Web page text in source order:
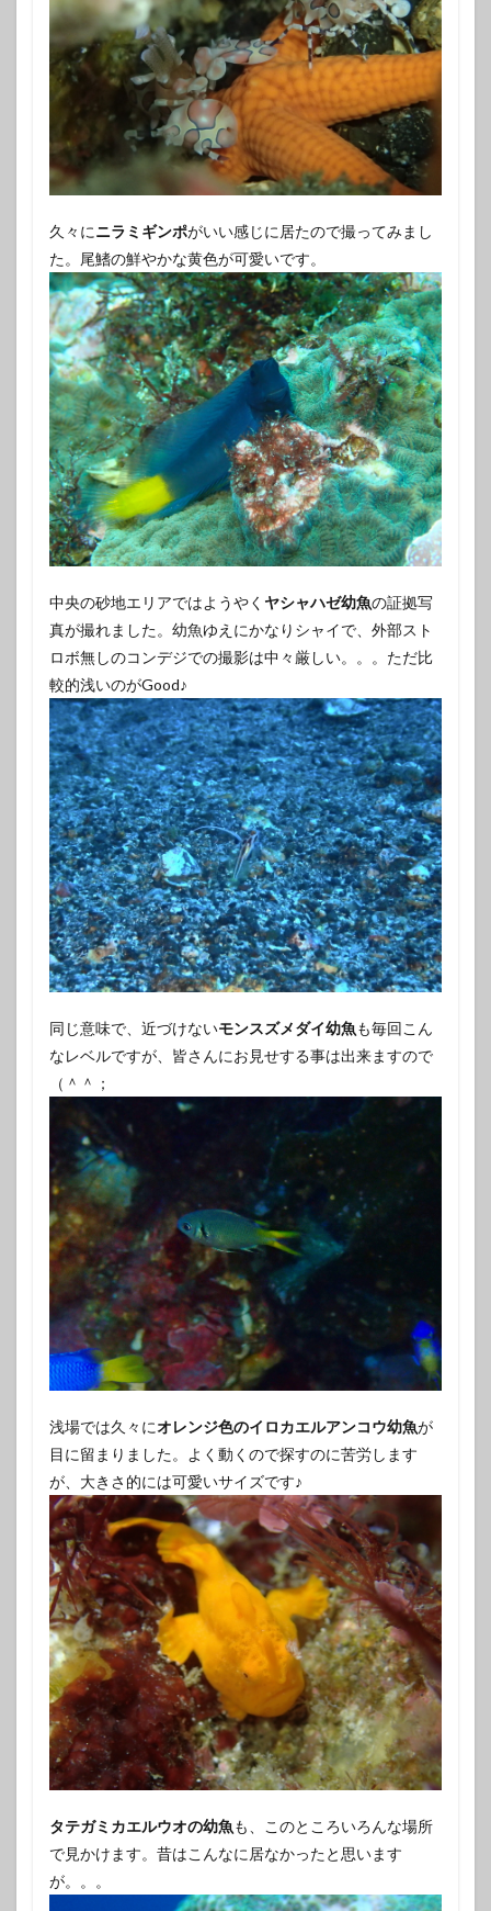
久々にニラミギンポがいい感じに居たので撮ってみまし
た。尾鰭の鮮やかな黄色が可愛いです。
中央の砂地エリアではようやく ヤシャハゼ幼魚の証拠写
真が撮れました。幼魚ゆえにかなりシャイで、外部スト
ロボ無しのコンデジでの撮影は中々厳しい。。。ただ比
較的浅いのがGood♪
同じ意味で、近づけないモンスズメダイ幼魚も毎回こん
なレベルですが、皆さんにお見せする事は出来ますので
（＾＾；
浅場では久々にオレンジ色のイロカエルアンコウ幼魚が
目に留まりました。よく動くので探すのに苦労します
が、大きさ的には可愛いサイズです♪
タテガミカエルウオの幼魚も、このところいろんな場所
で見かけます。昔はこんなに居なかったと思います
が。。。